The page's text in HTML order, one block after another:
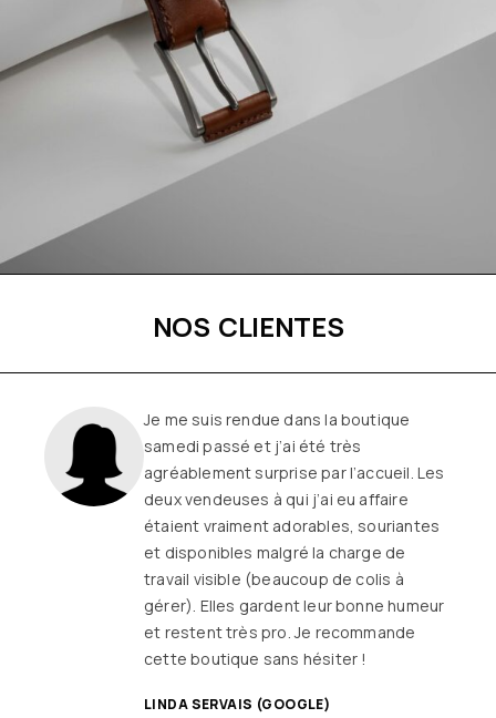
NOS CLIENTES
Je me suis rendue dans la boutique
samedi passé et j’ai été très
agréablement surprise par l’accueil. Les
deux vendeuses à qui j’ai eu affaire
étaient vraiment adorables, souriantes
et disponibles malgré la charge de
travail visible (beaucoup de colis à
gérer). Elles gardent leur bonne humeur
et restent très pro. Je recommande
cette boutique sans hésiter !
LINDA SERVAIS (GOOGLE)